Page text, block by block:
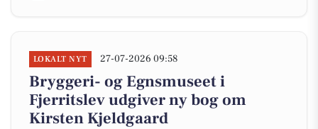
LOKALT NYT 27-07-2026 09:58
Bryggeri- og Egnsmuseet i
Fjerritslev udgiver ny bog om
Kirsten Kjeldgaard